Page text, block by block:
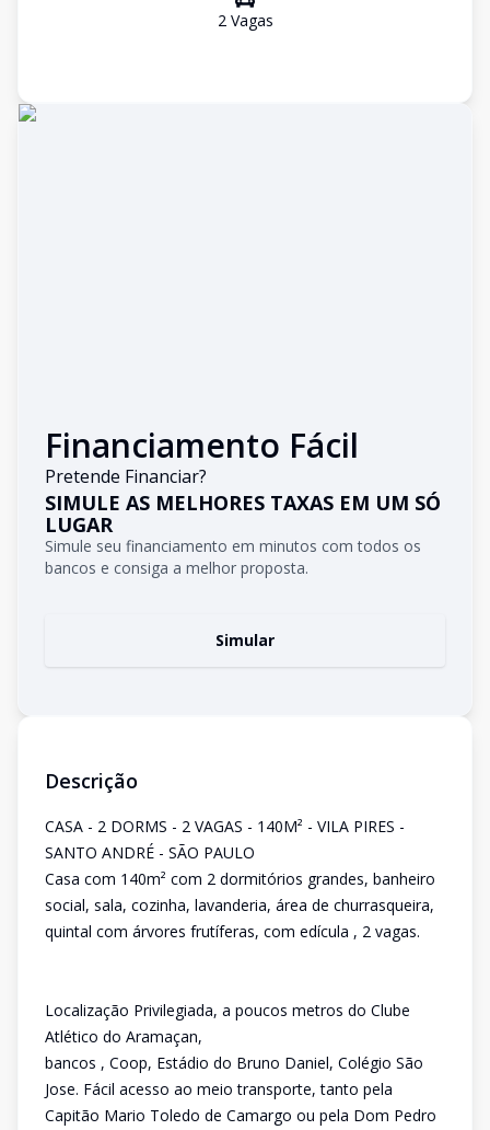
2Vagas
Financiamento Fácil
Pretende Financiar?
SIMULE AS MELHORES TAXAS EM UM SÓ
LUGAR
Simule seu financiamento em minutos com todos os
bancos e consiga a melhor proposta.
Simular
Descrição
CASA - 2 DORMS - 2 VAGAS - 140M² - VILA PIRES -
SANTO ANDRÉ - SÃO PAULO
Casa com 140m² com 2 dormitórios grandes, banheiro
social, sala, cozinha, lavanderia, área de churrasqueira,
quintal com árvores frutíferas, com edícula , 2 vagas.
Localização Privilegiada, a poucos metros do Clube
Atlético do Aramaçan,
bancos , Coop, Estádio do Bruno Daniel, Colégio São
Jose. Fácil acesso ao meio transporte, tanto pela
Capitão Mario Toledo de Camargo ou pela Dom Pedro